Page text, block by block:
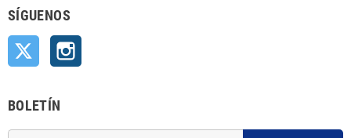
SÍGUENOS
Twitter
BOLETÍN